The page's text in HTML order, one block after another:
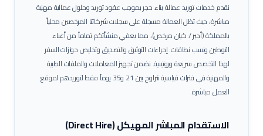
نقدم خدمات توريد عمالةبناء حجربموجب عقود توريد وحلول عمالية مهنية
مباشرة، حيث تظل العمالة مسجلة على سجلات شركائنا المرخصين محلياً
بالمملكة (أجير / كيان مرخص)، مما يعفي منشأتكم تماماً من أعباء
التوطين ونسب نطاقات.إجراءات التوثيق والتصديق وتخليص جوازات السفر
لهذا التخصص سريعة وروتينية. نضمن تجهيز المعاملات والملفات الطبية
والمهنية في فترات قياسية تتراوح بين 21 و35 يوماً فقط لتوريدهم لموقع
العمل مباشرة.
الاستقدام المباشر المهيكل (Direct Hire)